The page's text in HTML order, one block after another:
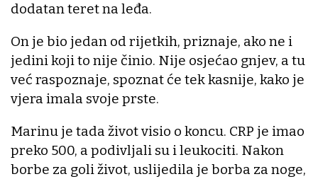
dodatan teret na leđa.
On je bio jedan od rijetkih, priznaje, ako ne i
jedini koji to nije činio. Nije osjećao gnjev, a tu
već raspoznaje, spoznat će tek kasnije, kako je
vjera imala svoje prste.
Marinu je tada život visio o koncu. CRP je imao
preko 500, a podivljali su i leukociti. Nakon
borbe za goli život, uslijedila je borba za noge,